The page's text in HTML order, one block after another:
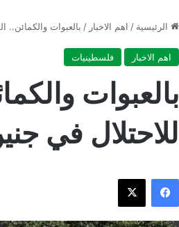
الرئيسية / اهم الاخبار / بالعبوات والكمائن..
اهم الاخبار فلسطينيات
بالعبوات
للاحتلال في
فيسبوك